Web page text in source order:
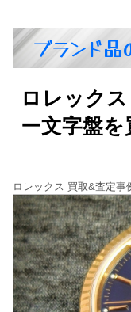
ブランド
ロレック
ー文字盤
ロレックス 買取&査定事